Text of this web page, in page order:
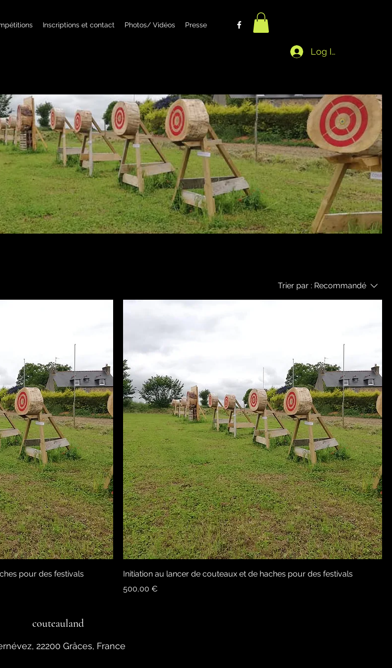
Inscriptions et contact Photos/ Vidéos Presse
Trier par : Recommandé
pour des festivals
Initiation au lancer de couteaux et de haches pour des festivals
Prix
500,00 €
Log In
couteauland
22200 Grâces, France